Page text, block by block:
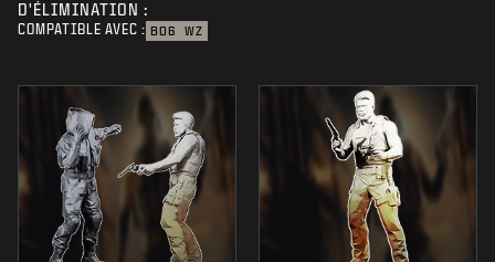
D'ÉLIMINATION :
COMPATIBLE AVEC : BO6 WZ